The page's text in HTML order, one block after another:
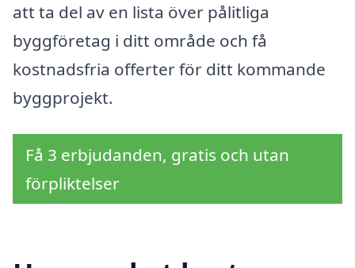
att ta del av en lista över pålitliga
byggföretag i ditt område och få
kostnadsfria offerter för ditt kommande
byggprojekt.
Få 3 erbjudanden, gratis och utan
förpliktelser